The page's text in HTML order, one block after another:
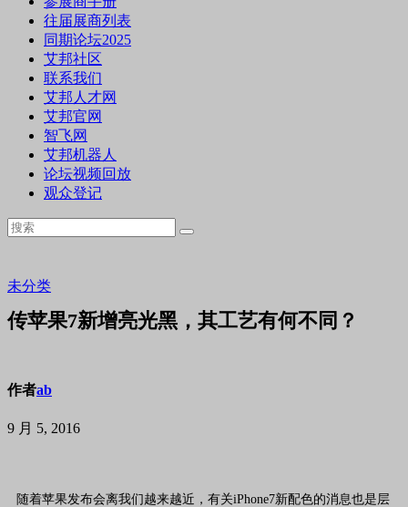
往届展商列表
同期论坛2025
艾邦社区
联系我们
艾邦人才网
艾邦官网
智飞网
艾邦机器人
论坛视频回放
观众登记
未分类
传苹果7新增亮光黑，其工艺有何不同？
作者ab
9 月 5, 2016
随着苹果发布会离我们越来越近，有关iPhone7新配色的消息也是层